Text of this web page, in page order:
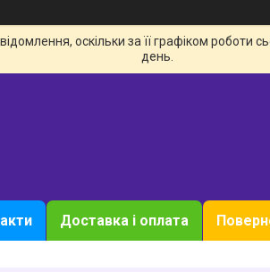
оскільки за її графіком роботи
день.
Доставка і оплата